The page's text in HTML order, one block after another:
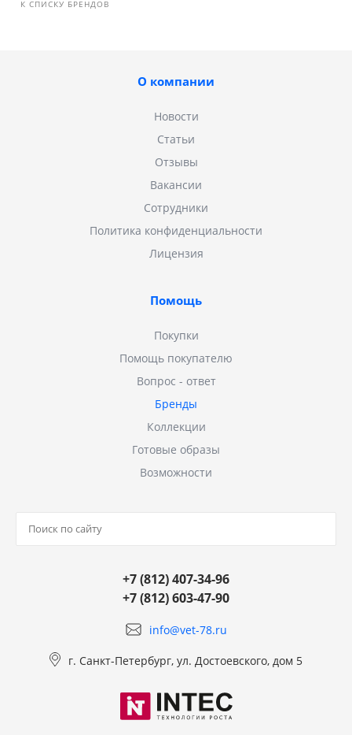
К СПИСКУ БРЕНДОВ
О компании
Новости
Статьи
Отзывы
Вакансии
Сотрудники
Политика конфиденциальности
Лицензия
Помощь
Покупки
Помощь покупателю
Вопрос - ответ
Бренды
Коллекции
Готовые образы
Возможности
info@vet-78.ru
+7 (812) 407-34-96
+7 (812) 603-47-90
г. Санкт-Петербург, ул. Достоевского, дом 5